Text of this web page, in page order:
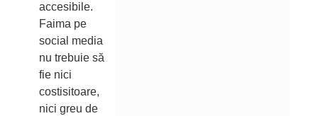
accesibile.
Faima pe
social media
nu trebuie să
fie nici
costisitoare,
nici greu de